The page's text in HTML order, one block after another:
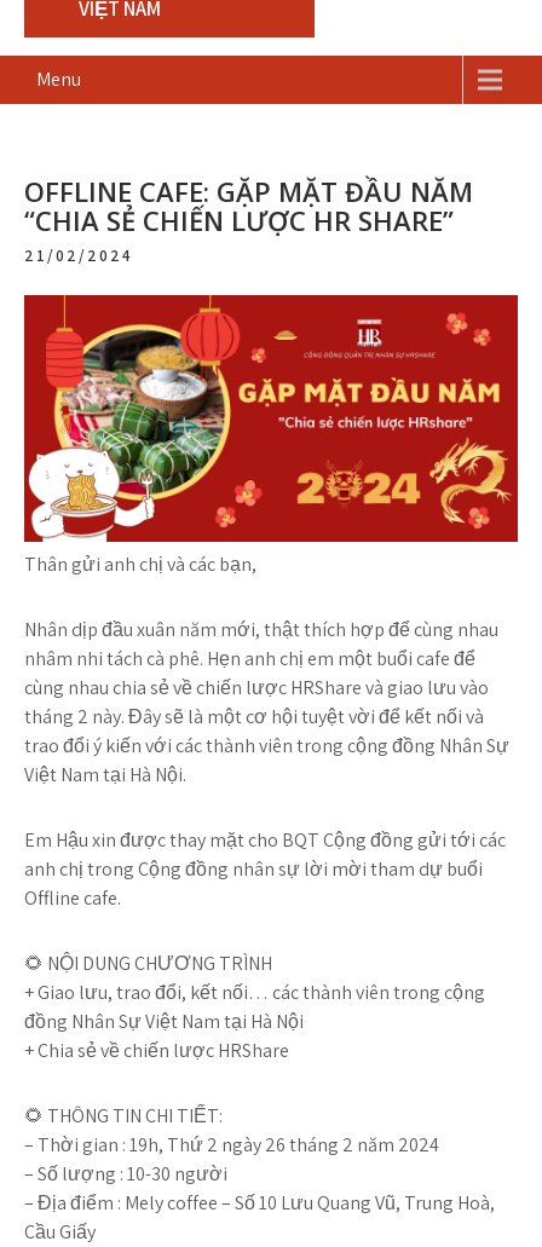
VIỆT NAM
Menu
OFFLINE CAFE: GẶP MẶT ĐẦU NĂM
“CHIA SẺ CHIẾN LƯỢC HR SHARE”
21/02/2024
Thân gửi anh chị và các bạn,
Nhân dịp đầu xuân năm mới, thật thích hợp để cùng nhau
nhâm nhi tách cà phê. Hẹn anh chị em một buổi cafe để
cùng nhau chia sẻ về chiến lược HRShare và giao lưu vào
tháng 2 này. Đây sẽ là một cơ hội tuyệt vời để kết nối và
trao đổi ý kiến với các thành viên trong cộng đồng Nhân Sự
Việt Nam tại Hà Nội.
Em Hậu xin được thay mặt cho BQT Cộng đồng gửi tới các
anh chị trong Cộng đồng nhân sự lời mời tham dự buổi
Offline cafe.
🌻 NỘI DUNG CHƯƠNG TRÌNH
+ Giao lưu, trao đổi, kết nối… các thành viên trong cộng
đồng Nhân Sự Việt Nam tại Hà Nội
+ Chia sẻ về chiến lược HRShare
🌻 THÔNG TIN CHI TIẾT:
– Thời gian : 19h, Thứ 2 ngày 26 tháng 2 năm 2024
– Số lượng : 10-30 người
– Địa điểm : Mely coffee – Số 10 Lưu Quang Vũ, Trung Hoà,
Cầu Giấy